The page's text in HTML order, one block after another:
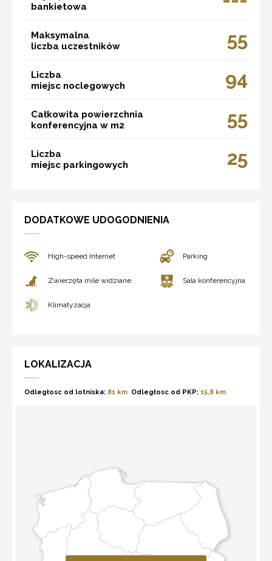
bankietowa
Maksymalna
liczba uczestników
55
Liczba
miejsc noclegowych
94
Całkowita powierzchnia
konferencyjna w m2
55
Liczba
miejsc parkingowych
25
DODATKOWE UDOGODNIENIA
High-speed Internet Parking
Zwierzęta mile widziane Sala konferencyjna
Klimatyzacja
LOKALIZACJA
Odległosc od lotniska: 81 km Odległosc od PKP: 15,8 km